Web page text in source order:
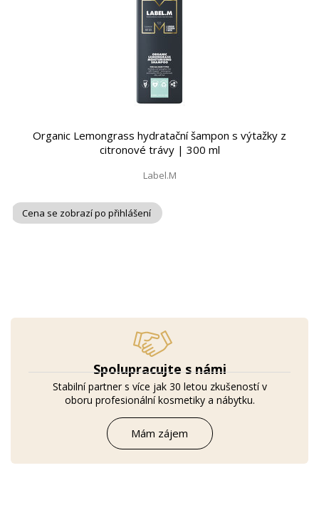
Spolupracujte s námi
Stabilní partner s více jak 30 letou zkušeností v
oboru profesionální kosmetiky a nábytku.
Mám zájem
Organic Lemongrass hydratační šampon s výtažky z
citronové trávy | 300 ml
Label.M
Cena se zobrazí po přihlášení